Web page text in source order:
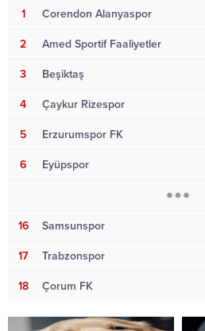
1 Corendon Alanyaspor
2 Amed Sportif Faaliyetler
3 Beşiktaş
4 Çaykur Rizespor
5 Erzurumspor FK
6 Eyüpspor
16 Samsunspor
17 Trabzonspor
18 Çorum FK